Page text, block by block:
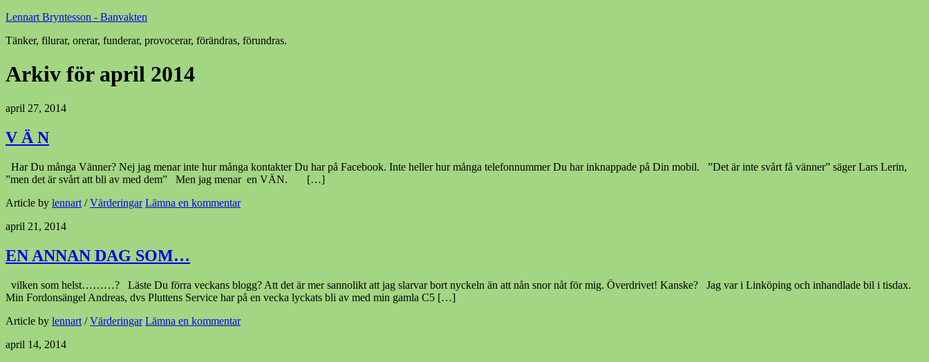
Lennart Bryntesson - Banvakten
Tänker, filurar, orerar, funderar, provocerar, förändras, förundras.
Arkiv för april 2014
april 27, 2014
V Ä N
Har Du många Vänner? Nej jag menar inte hur många kontakter Du har på Facebook. Inte heller hur många telefonnummer Du har inknappade på Din mobil. ”Det är inte svårt få vänner” säger Lars Lerin,
”men det är svårt att bli av med dem” Men jag menar en VÄN. […]
Article by lennart /Värderingar Lämna en kommentar
april 21, 2014
EN ANNAN DAG SOM…
vilken som helst………? Läste Du förra veckans blogg? Att det är mer sannolikt att jag slarvar bort nyckeln än att nån snor nåt för mig. Överdrivet! Kanske? Jag var i Linköping och inhandlade bil i tisdax.
Min Fordonsängel Andreas, dvs Pluttens Service har på en vecka lyckats bli av med min gamla C5 […]
Article by lennart /Värderingar Lämna en kommentar
april 14, 2014